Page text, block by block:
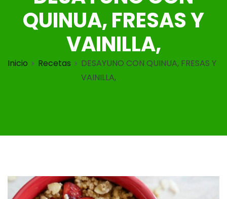
QUINUA, FRESAS Y
VAINILLA,
Inicio Recetas
DESAYUNO CON QUINUA, FRESAS Y
VAINILLA,